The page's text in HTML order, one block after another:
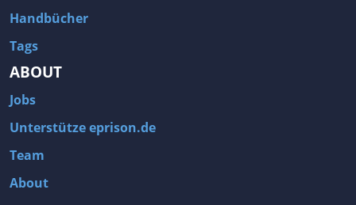
Handbücher
Tags
ABOUT
Jobs
Unterstütze eprison.de
Team
About